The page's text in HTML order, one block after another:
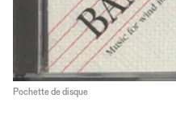
Pochette de disque